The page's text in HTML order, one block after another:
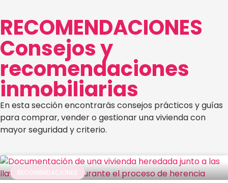
RECOMENDACIONES
Consejos y
recomendaciones
inmobiliarias
En esta sección encontrarás consejos prácticos y guías
para comprar, vender o gestionar una vivienda con
mayor seguridad y criterio.
RECOMENDACIONES